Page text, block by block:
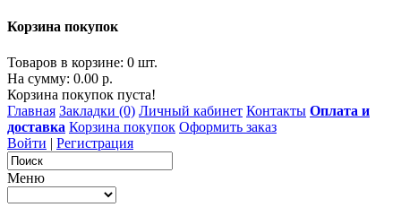
Корзина покупок
Товаров в корзине: 0 шт.
На сумму: 0.00 р.
Корзина покупок пуста!
Главная Закладки (0) Личный кабинет Контакты Оплата и
доставка Корзина покупок Оформить заказ
Войти | Регистрация
Меню